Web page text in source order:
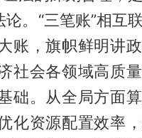
。“三笔账”相互
账，旗帜鲜明讲
社会各领域高质
础。从全局方面
化资源配置效率